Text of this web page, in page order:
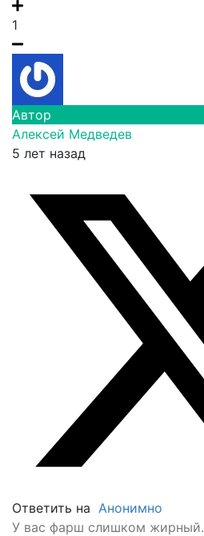
1
Автор
Алексей Медведев
5 лет назад
Ответить на Анонимно
У вас фарш слишком жирный.